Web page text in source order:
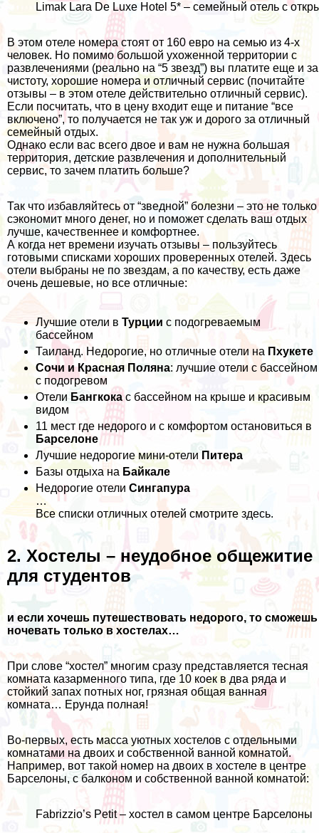
Limak Lara De Luxe Hotel 5* – семейный отель с
В этом отеле номера стоят от 160 евро на семью из 4-х
человек. Но помимо большой ухоженной территории с
развлечениями (реально на “5 звезд”) вы платите еще и за
чистоту, хорошие номера и отличный сервис (почитайте
отзывы – в этом отеле действительно отличный сервис).
Если посчитать, что в цену входит еще и питание “все
включено”, то получается не так уж и дорого за отличный
семейный отдых.
Однако если вас всего двое и вам не нужна большая
территория, детские развлечения и дополнительный
сервис, то зачем платить больше?
Так что избавляйтесь от “зведной” болезни – это не только
сэкономит много денег, но и поможет сделать ваш отдых
лучше, качественнее и комфортнее.
А когда нет времени изучать отзывы – пользуйтесь
готовыми списками хороших проверенных отелей. Здесь
отели выбраны не по звездам, а по качеству, есть даже
очень дешевые, но все отличные:
Лучшие отели в Турции с подогреваемым
бассейном
Таиланд. Недорогие, но отличные отели на Пхукете
Сочи и Красная Поляна: лучшие отели с бассейном
с подогревом
Отели Бангкокас бассейном на крыше и красивым
видом
11 мест где недорого и с комфортом остановиться в
Барселоне
Лучшие недорогие мини-отели Питера
Базы отдыха на Байкале
Недорогие отели Сингапура
…
Все списки отличных отелей смотрите здесь.
2. Хостелы – неудобное общежитие
для студентов
и если хочешь путешествовать недорого, то сможешь
ночевать только в хостелах…
При слове “хостел” многим сразу представляется тесная
комната казарменного типа, где 10 коек в два ряда и
стойкий запах потных ног, грязная общая ванная
комната… Ерунда полная!
Во-первых, есть масса уютных хостелов с отдельными
комнатами на двоих и собственной ванной комнатой.
Например, вот такой номер на двоих в хостеле в центре
Барселоны, с балконом и собственной ванной комнатой:
Fabrizzio’s Petit – хостел в самом центре Барселоны